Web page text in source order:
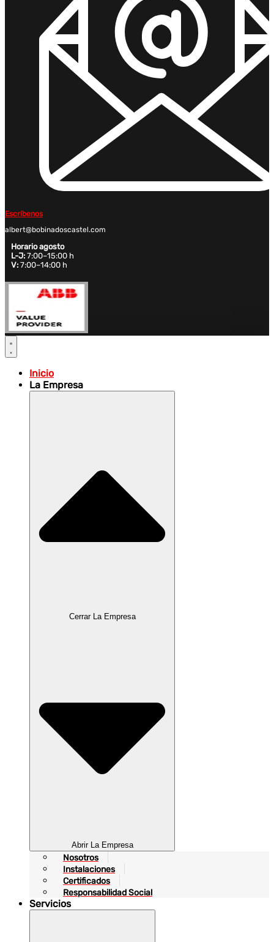
Escríbenos
albert@bobinadoscastel.com
Horario agosto
L-J: 7:00–15:00 h
V: 7:00–14:00 h
Inicio
La Empresa
Cerrar La Empresa
Abrir La Empresa
Nosotros
Instalaciones
Certificados
Responsabilidad Social
Servicios